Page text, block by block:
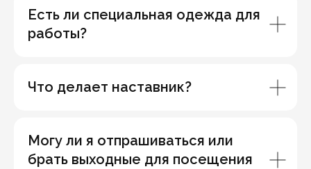
Есть ли специальная одежда для
работы?
Что делает наставник?
Могу ли я отпрашиваться или
брать выходные для посещения